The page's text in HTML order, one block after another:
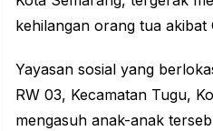
kehilangan orang tua akibat
Yayasan sosial yang
RW 03, Kecamatan Tugu,
mengasuh anak-anak